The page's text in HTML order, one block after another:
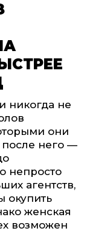
никогда не
они
после него —
непросто
агентств,
окупить
женская
возможен